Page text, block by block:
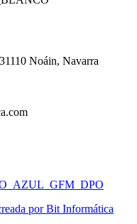
Noáin, Navarra
por Bit Informática